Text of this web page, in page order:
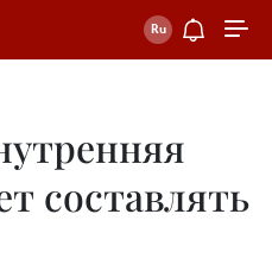
составлять